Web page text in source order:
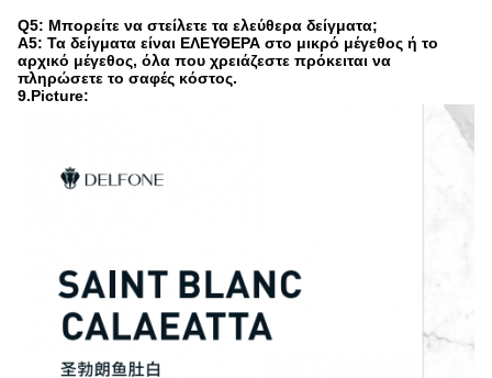
Q5: Μπορείτε να στείλετε τα ελεύθερα δείγματα;
A5: Τα δείγματα είναι ΕΛΕΥΘΕΡΑ στο μικρό μέγεθος ή το
αρχικό μέγεθος, όλα που χρειάζεστε πρόκειται να
πληρώσετε το σαφές κόστος.
9.Picture: